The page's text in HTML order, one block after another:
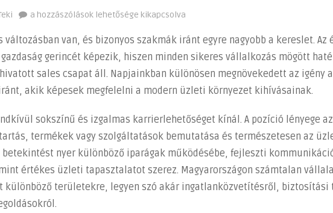
Az
szakma
növekvő
jelentősége
a
munkaerőpiacon
bejegyzéshez
a hozzászólások lehetősége kikapcsolva
van, és bizonyos szakmák iránt egyre nagyobb a kereslet. Az
gerincét képezik, hiszen minden sikeres vállalkozás mögött
sales csapat áll. Napjainkban különösen megnövekedett az igény
akik képesek megfelelni a modern üzleti környezet kihívásainak.
sokszínű és izgalmas karrierlehetőséget kínál. A pozíció lényege az
termékek vagy szolgáltatások bemutatása és természetesen az
nyer különböző iparágak működésébe, fejleszti
értékes üzleti tapasztalatot szerez. Magyarországon számtalan
területekre, legyen szó akár ingatlanközvetítésről, biztosítási